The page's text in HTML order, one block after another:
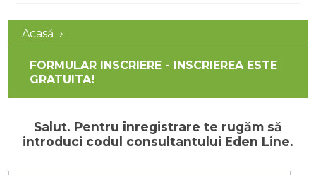
Acasă
FORMULAR INSCRIERE - INSCRIEREA ESTE
GRATUITA!
Salut. Pentru înregistrare te rugăm să
introduci codul consultantului Eden Line.